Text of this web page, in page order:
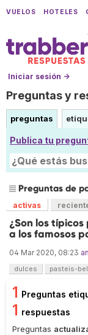
VUELOS HOTELES
Iniciar sesión →
Preguntas y
preguntas
Publica tu
Preguntas de
activas
¿Son los
a los famosos
04 Mar 2020, 08:23
dulces pasteis-
1 Preguntas
1 respuestas
Preguntas